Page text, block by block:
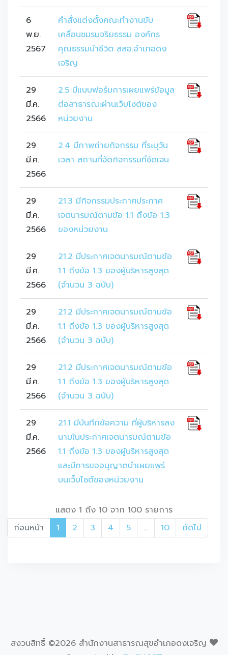
6
พ.ย.
2567
คำสั่งแต่งตั้งคณะทำงานขับ
เคลื่อนชมรมจริยธรรม องค์กร
คุณธรรมนำชีวิต สสอ.อำเภอดง
เจริญ
29
มี.ค.
2566
2.5 มีแบบฟอร์มการเผยแพร่ข้อมูล
ต่อสาธารณะผ่านเว็บไซต์ของ
หน่วยงาน
29
มี.ค.
2566
2.4 มีภาพถ่ายกิจกรรม ที่ระบุวัน
เวลา สถานที่จัดกิจกรรมที่ชัดเจน
29
มี.ค.
2566
21.3 มีกิจกรรมประกาศประกาศ
เจตนารมณ์ตามข้อ 1.1 ถึงข้อ 1.3
ของหน่วยงาน
29
มี.ค.
2566
21.2 มีประกาศเจตนารมณ์ตามข้อ
1.1 ถึงข้อ 1.3 ของผู้บริหารสูงสุด
(จำนวน 3 ฉบับ)
29
มี.ค.
2566
21.2 มีประกาศเจตนารมณ์ตามข้อ
1.1 ถึงข้อ 1.3 ของผู้บริหารสูงสุด
(จำนวน 3 ฉบับ)
29
มี.ค.
2566
21.2 มีประกาศเจตนารมณ์ตามข้อ
1.1 ถึงข้อ 1.3 ของผู้บริหารสูงสุด
(จำนวน 3 ฉบับ)
29
มี.ค.
2566
21.1 มีบันทึกข้อความ ที่ผู้บริหารลง
นามในประกาศเจตนารมณ์ตามข้อ
1.1 ถึงข้อ 1.3 ของผู้บริหารสูงสุด
และมีการขออนุญาตนำเผยแพร่
บนเว็บไซต์ของหน่วยงาน
แสดง 1 ถึง 10 จาก 100 รายการ
ก่อนหน้า
1 2 3 4 5 … 10 ถัดไป
สงวนสิทธิ์ ©2026 สำนักงานสาธารณสุขอำเภอดงเจริญ